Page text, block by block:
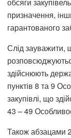
обсяги
призначення,
гарантованого
Слід зауважити,
здійснюють
пунктів 8 та 9
закупівлі, що
43 – 49
Також абзацами